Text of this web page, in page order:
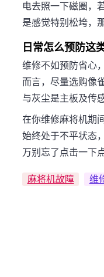
电去照一下磁圈，
是感觉特别松垮，
日常怎么预防这
维修不如预防省心
而言，尽量选购像
与灰尘是主板及传
在你维修麻将机期
始终处于不平状态
万别忘了点击一下
麻将机故障 维